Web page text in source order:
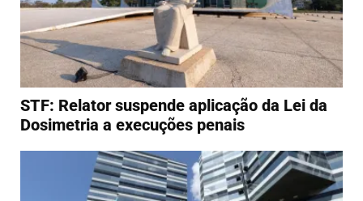
STF: Relator suspende aplicação da Lei da
Dosimetria a execuções penais